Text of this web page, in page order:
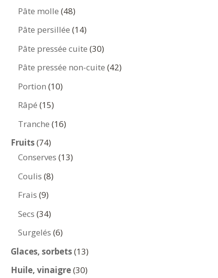
produits
Pâte molle 4848
produits
Pâte persillée 1414
produits
Pâte pressée cuite 3030
produits
Pâte pressée non-cuite 4242
Portion 1010
Râpé 1515
produits
Tranche 1616
Fruits 7474
produits
Conserves 1313
Coulis 88
Frais 99
produits
Secs 3434
produits
Surgelés 66
produits
Glaces, sorbets 1313
produits
Huile, vinaigre 3030